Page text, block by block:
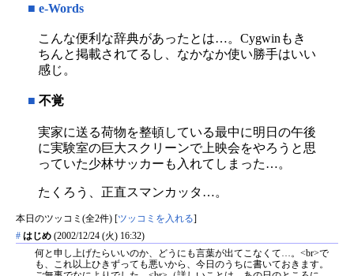
■ e-Words
こんな便利な辞典があったとは…。Cygwinもき
ちんと掲載されてるし、なかなか使い勝手はいい
感じ。
■ 不覚
実家に送る荷物を整頓している最中に明日の午後
に実験室の巨大スクリーンで上映会をやろうと思
っていた少林サッカーも入れてしまった…。
たくろう、正直スマンカッタ…。
本日のツッコミ(全2件) [ ツッコミを入れる
# はじめ (2002/12/24 (火) 16:32)
何と申し上げたらいいのか、どうにも言葉が出てこなくて…。<br>で
も、これ以上ひきずっても悪いから、今日のうちに書いておきます。